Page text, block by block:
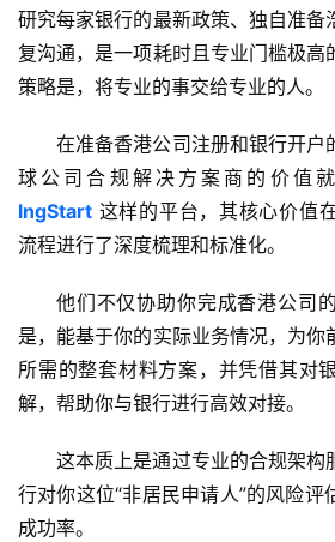
跨
境
海
司
研究每家银行的最新政策、独自准备
复沟通，是一项耗时且专业门槛极高
策略是，将专业的事交给专业的人。
在准备香港公司注册和银行开户
球公司合规解决方案商的价值
lngStart 这样的平台，其核心价值
流程进行了深度梳理和标准化。
他们不仅协助你完成香港公司
是，能基于你的实际业务情况，为你
所需的整套材料方案，并凭借其对
解，帮助你与银行进行高效对接。
这本质上是通过专业的合规架构
行对你这位“非居民申请人”的风险评
成功率。